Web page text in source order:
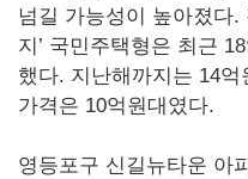
넘길 가능성이 높아졌다.
지’ 국민주택형은 최근
했다. 지난해까지는 14억
가격은 10억원대였다.
영등포구 신길뉴타운 아